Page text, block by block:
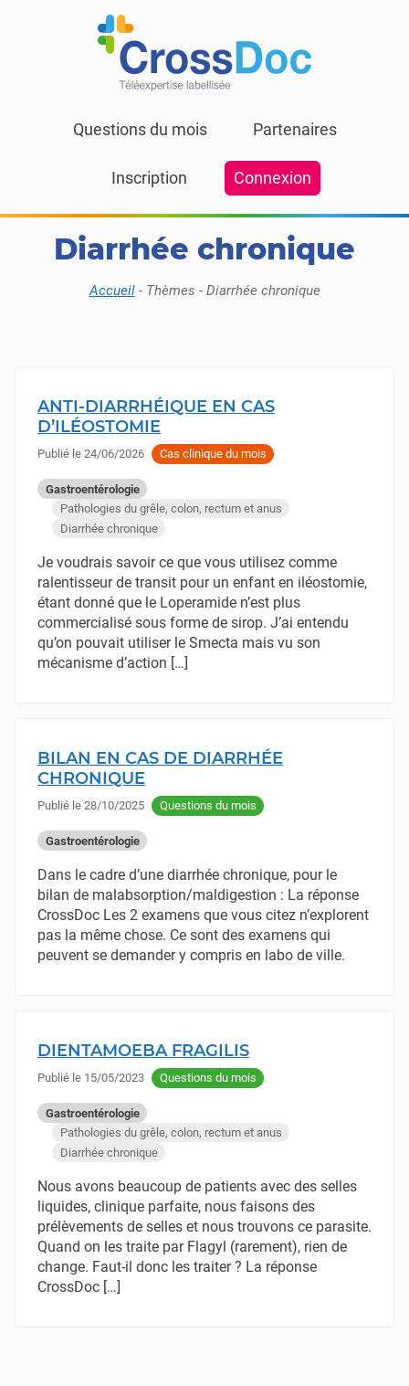
Questions du mois Partenaires
Inscription Connexion
Diarrhée chronique
Accueil- Thèmes - Diarrhée chronique
ANTI-DIARRHÉIQUE EN CAS
D’ILÉOSTOMIE
Publié le 24/06/2026 Cas clinique du mois
Gastroentérologie
Pathologies du grêle, colon, rectum et anus
Diarrhée chronique
Je voudrais savoir ce que vous utilisez comme
ralentisseur de transit pour un enfant en iléostomie,
étant donné que le Loperamide n’est plus
commercialisé sous forme de sirop. J’ai entendu
qu’on pouvait utiliser le Smecta mais vu son
mécanisme d’action […]
BILAN EN CAS DE DIARRHÉE
CHRONIQUE
Publié le 28/10/2025 Questions du mois
Gastroentérologie
Dans le cadre d’une diarrhée chronique, pour le
bilan de malabsorption/maldigestion : La réponse
CrossDoc Les 2 examens que vous citez n’explorent
pas la même chose. Ce sont des examens qui
peuvent se demander y compris en labo de ville.
DIENTAMOEBA FRAGILIS
Publié le 15/05/2023 Questions du mois
Gastroentérologie
Pathologies du grêle, colon, rectum et anus
Diarrhée chronique
Nous avons beaucoup de patients avec des selles
liquides, clinique parfaite, nous faisons des
prélèvements de selles et nous trouvons ce parasite.
Quand on les traite par Flagyl (rarement), rien de
change. Faut-il donc les traiter ? La réponse
CrossDoc […]